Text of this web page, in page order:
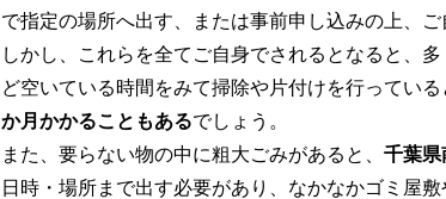
で指定の場所へ出す、または事前申し込みの上、ご
しかし、これらを全てご自身でされるとなると、
ど空いている時間をみて掃除や片付けを行ってい
か月かかることもあるでしょう。
また、要らない物の中に粗大ごみがあると、千葉県
日時・場所まで出す必要があり、なかなかゴミ屋